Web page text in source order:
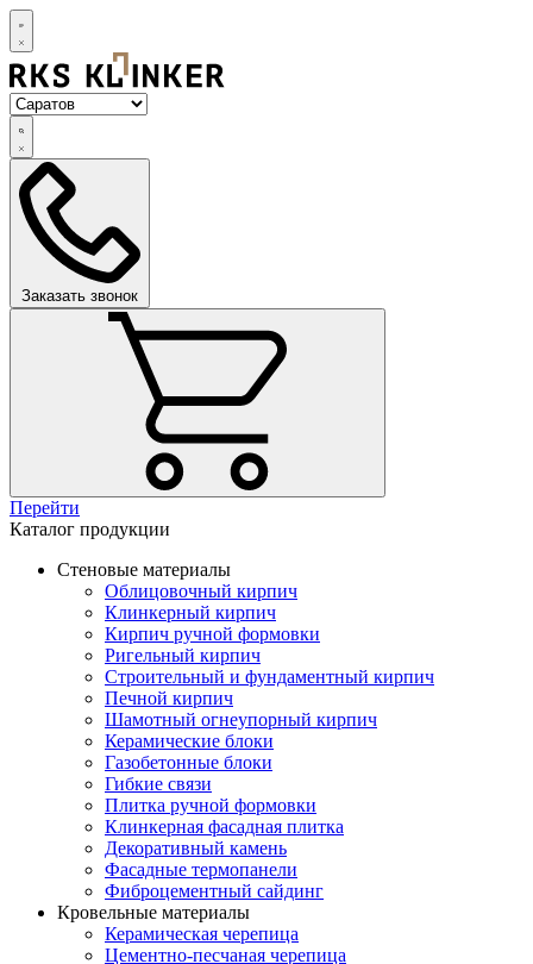
Заказать звонок
Перейти
Каталог продукции
Стеновые материалы
Облицовочный кирпич
Клинкерный кирпич
Кирпич ручной формовки
Ригельный кирпич
Строительный и фундаментный кирпич
Печной кирпич
Шамотный огнеупорный кирпич
Керамические блоки
Газобетонные блоки
Гибкие связи
Плитка ручной формовки
Клинкерная фасадная плитка
Декоративный камень
Фасадные термопанели
Фиброцементный сайдинг
Кровельные материалы
Керамическая черепица
Цементно-песчаная черепица